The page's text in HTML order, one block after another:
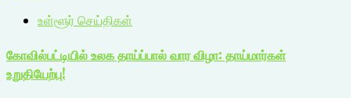
உள்ளூர் செய்திகள்
கோவில்பட்டியில் உலக தாய்ப்பால் வார விழா: தாய்மார்கள்
உறுதியேற்பு!